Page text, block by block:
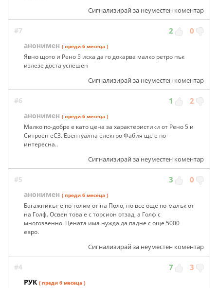
Сигнализирай за неуместен коментар
#7 2 0
анонимен ( преди 6 месеца )
Явно щото и Рено 5 иска да го докарва малко ретро пък
излезе доста успешен
Сигнализирай за неуместен коментар
#6 1 2
анонимен ( преди 6 месеца )
Малко по-добре е като цена за характеристики от Рено 5 и
Ситроен еС3. Евентуална електро Фабия ще е по-
интересна..
Сигнализирай за неуместен коментар
#5 3 0
анонимен ( преди 6 месеца )
Багажникът е по-голям от на Поло, но все още по-малък от
на Голф. Освен това е с торсион отзад, а Голф с
многозвенно. Цената има нужда да падне с още 5000
евро.
Сигнализирай за неуместен коментар
#4 7 3
РУК ( преди 6 месеца )